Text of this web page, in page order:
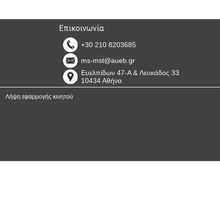
Επικοινωνία
+30 210 8203685
ms-mst@aueb.gr
Ευελπίδων 47-A & Λευκάδος 33
10434 Αθήνα
Λήψη εφαρμογής κινητού